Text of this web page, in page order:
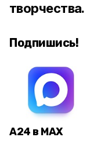
творчества.
Подпишись!
А24 в MAX